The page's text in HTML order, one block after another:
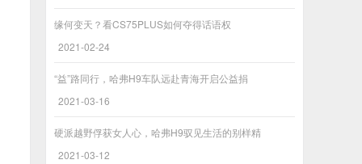
缘何变天？看CS75PLUS如何夺得话语权
2021-02-24
“益”路同行，哈弗H9车队远赴青海开启公益捐
2021-03-16
硬派越野俘获女人心，哈弗H9驭见生活的别样精
2021-03-12